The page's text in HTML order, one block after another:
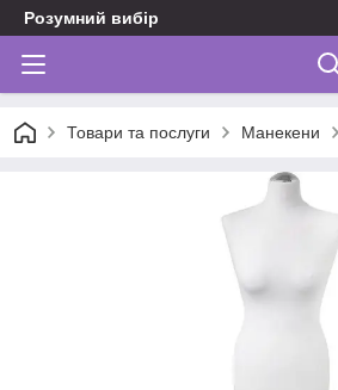
Розумний вибір
Товари та послуги Манекени